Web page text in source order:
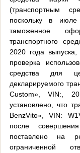
(транспортным
поскольку в
таможенное
транспортного
2020 года
проверка
средства для
декларируемого
Custom», VIN:,
установлено, что
BenzVito», VIN:
после
поставлено на
ограниченной